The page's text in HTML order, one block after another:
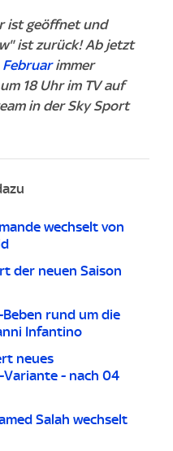
ist geöffnet und
ist zurück! Ab jetzt
Februarimmer
18 Uhr im TV auf
in der Sky Sport
wechselt von
der neuen Saison
Beben rund um die
Infantino
neues
- nach 04
Salah wechselt